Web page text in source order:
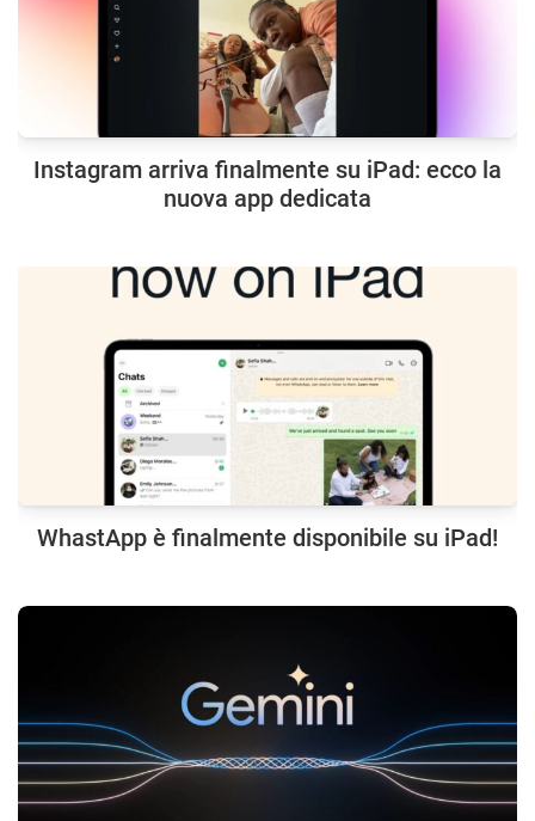
Instagram arriva finalmente su iPad: ecco la
nuova app dedicata
WhastApp è finalmente disponibile su iPad!